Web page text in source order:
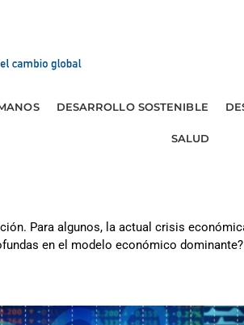
DESARROLLO SOSTENIBLE
SALUD
Para algunos, la actual crisis
en el modelo económico